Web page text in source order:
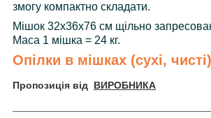
змогу компактно складати.
Мішок 32х36х76 см щільно
Маса 1 мішка = 24 кг.
Опілки в мішках (сухі, чисті)
Пропозиція від ВИРОБНИКА